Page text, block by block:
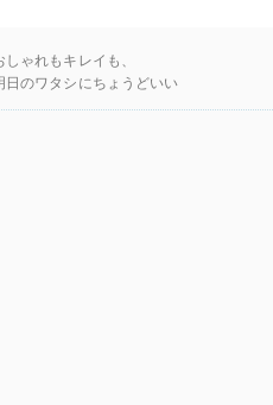
しゃれもキレイも、
日のワタシにちょうどいい